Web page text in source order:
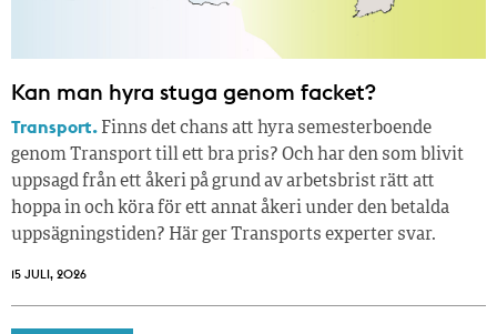
Kan man hyra stuga genom facket?
Transport. Finns det chans att hyra semesterboende
genom Transport till ett bra pris? Och har den som blivit
uppsagd från ett åkeri på grund av arbetsbrist rätt att
hoppa in och köra för ett annat åkeri under den betalda
uppsägningstiden? Här ger Transports experter svar.
15 JULI, 2026